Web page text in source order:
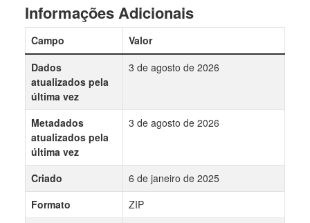
Informações Adicionais
Campo
Valor
Dados
atualizados pela
última vez
3 de agosto de 2026
Metadados
atualizados pela
última vez
3 de agosto de 2026
Criado
6 de janeiro de 2025
Formato
ZIP